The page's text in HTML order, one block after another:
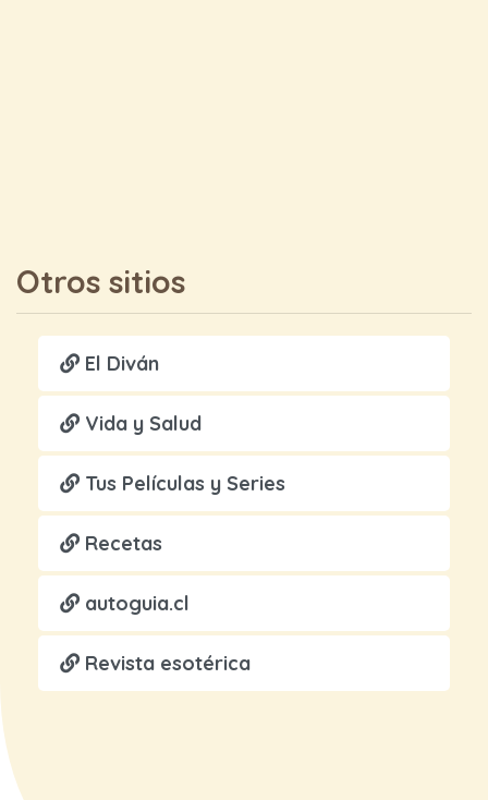
Otros sitios
El Diván
Vida y Salud
Tus Películas y Series
Recetas
autoguia.cl
Revista esotérica